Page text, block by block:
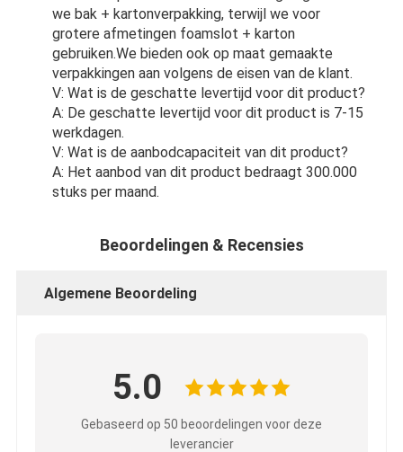
we bak + kartonverpakking, terwijl we voor
grotere afmetingen foamslot + karton
gebruiken.We bieden ook op maat gemaakte
verpakkingen aan volgens de eisen van de klant.
V: Wat is de geschatte levertijd voor dit product?
A: De geschatte levertijd voor dit product is 7-15
werkdagen.
V: Wat is de aanbodcapaciteit van dit product?
A: Het aanbod van dit product bedraagt 300.000
stuks per maand.
Beoordelingen & Recensies
Algemene Beoordeling
5.0
Gebaseerd op 50 beoordelingen voor deze
leverancier